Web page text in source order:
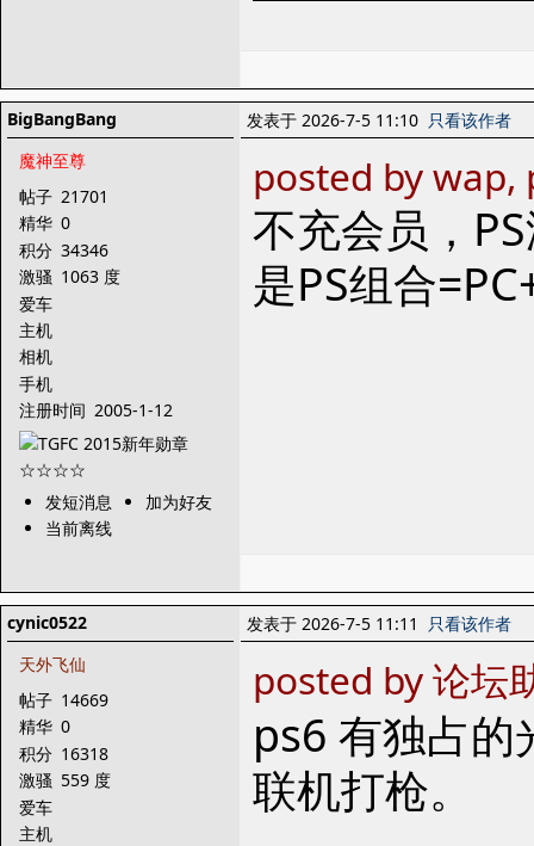
BigBangBang
魔神至尊
帖子 21701
精华 0
积分 34346
激骚 1063 度
爱车
主机
相机
手机
注册时间 2005-1-12
发短消息
加为好友
当前离线
发表于 2026-7-5 11:10 只看该作者
posted by
不充会员，
是PS组合
cynic0522
天外飞仙
帖子 14669
精华 0
积分 16318
激骚 559 度
爱车
主机
发表于 2026-7-5 11:11 只看该作者
posted by 论坛
ps6 有独占
联机打枪。